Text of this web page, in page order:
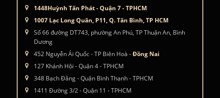
1448Huỳnh Tấn Phát - Quận 7 - TPHCM
1007 Lạc Long Quân, P11, Q. Tân Bình, TP HCM
Số 66 đường DT743, phường An Phú, TP Thuận An, Bình
Dương
452 Nguyễn Ái Quốc - TP Biên Hoà -Đồng Nai
127 Khánh Hội - Quận 4 - TPHCM
348 Bạch Đằng - Quận Bình Thạnh - TPHCM
1411 Đường 3/2 - Quận 11 - TPHCM